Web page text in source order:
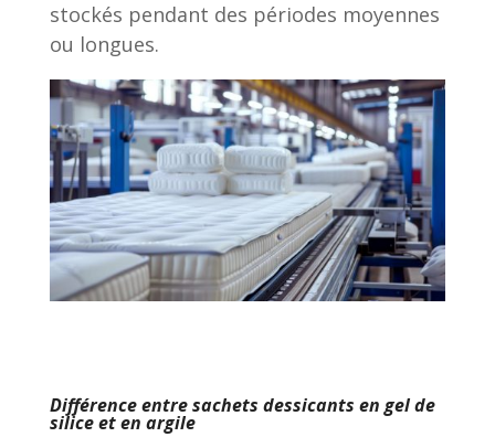
stockés pendant des périodes moyennes
ou longues.
Différence entre sachets dessicants en gel de
silice et en argile